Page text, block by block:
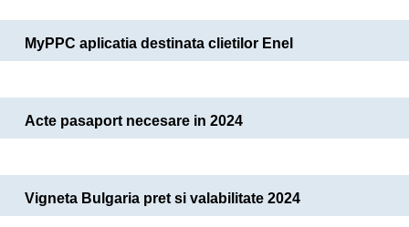
MyPPC aplicatia destinata clietilor Enel
Acte pasaport necesare in 2024
Vigneta Bulgaria pret si valabilitate 2024